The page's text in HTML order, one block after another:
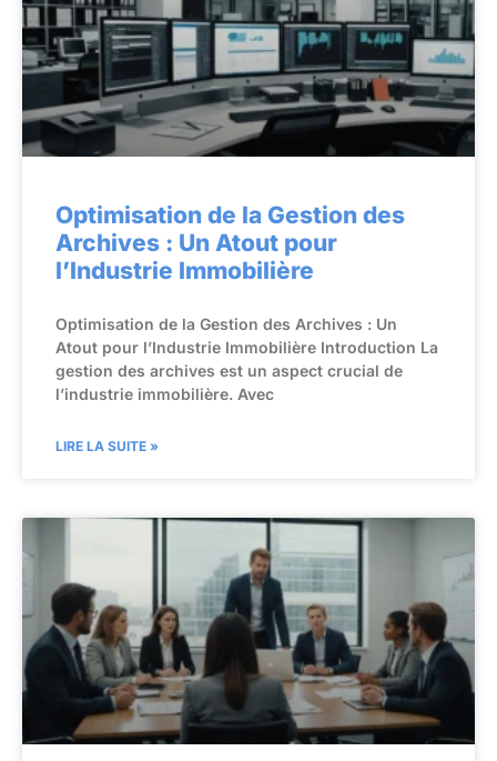
Optimisation de la Gestion des
Archives : Un Atout pour
l’Industrie Immobilière
Optimisation de la Gestion des Archives : Un
Atout pour l’Industrie Immobilière Introduction La
gestion des archives est un aspect crucial de
l’industrie immobilière. Avec
LIRE LA SUITE »